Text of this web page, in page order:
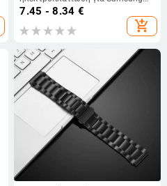
Galaxy Watch7 από την XPR,
συμβατή με Galaxy Watch7, βάρος
10 g
7.45 - 8.34 €
add_shopping_cart